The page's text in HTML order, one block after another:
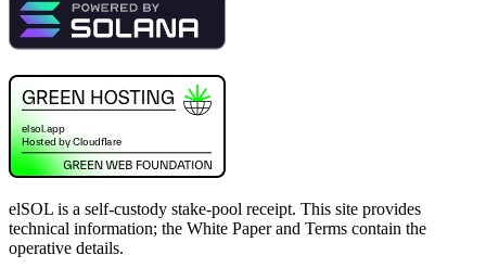
elSOL is a self-custody stake-pool receipt. This site provides
technical information; the White Paper and Terms contain the
operative details.